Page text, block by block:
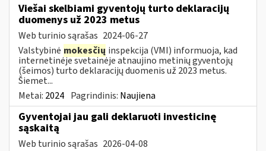
Viešai skelbiami gyventojų turto deklaracijų
duomenys už 2023 metus
Web turinio sąrašas 2024-06-27
Valstybinė mokesčių inspekcija (VMI) informuoja, kad
internetinėje svetainėje atnaujino metinių gyventojų
(šeimos) turto deklaracijų duomenis už 2023 metus.
Šiemet...
Metai: 2024 Pagrindinis: Naujiena
Gyventojai jau gali deklaruoti investicinę
sąskaitą
Web turinio sąrašas 2026-04-08